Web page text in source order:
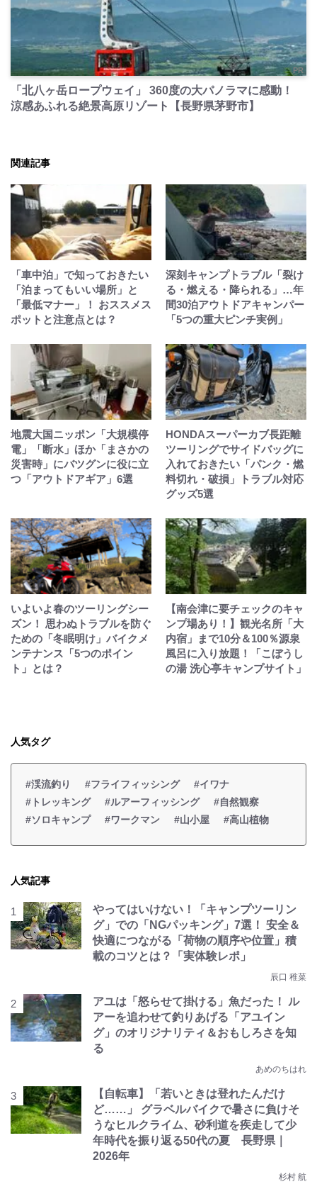
PR
「北八ヶ岳ロープウェイ」 360度の大パノラマに感動！
涼感あふれる絶景高原リゾート【長野県茅野市】
関連記事
「車中泊」で知っておきたい
「泊まってもいい場所」と
「最低マナー」！ おススメス
ポットと注意点とは？
深刻キャンプトラブル「裂け
る・燃える・降られる」…年
間30泊アウトドアキャンパー
「5つの重大ピンチ実例」
地震大国ニッポン「大規模停
電」「断水」ほか「まさかの
災害時」にバツグンに役に立
つ「アウトドアギア」6選
HONDAスーパーカブ長距離
ツーリングでサイドバッグに
入れておきたい「パンク・燃
料切れ・破損」トラブル対応
グッズ5選
いよいよ春のツーリングシー
ズン！ 思わぬトラブルを防ぐ
ための「冬眠明け」バイクメ
ンテナンス「5つのポイン
ト」とは？
【南会津に要チェックのキャ
ンプ場あり！】観光名所「大
内宿」まで10分＆100％源泉
風呂に入り放題！「こぼうし
の湯 洗心亭キャンプサイト」
人気タグ
#渓流釣り #フライフィッシング
#イワナ
#トレッキング
#ルアーフィッシング
#自然観察
#ソロキャンプ
#ワークマン #山小屋 #高山植物
人気記事
やってはいけない！「キャンプツーリン
グ」での「NGパッキング」7選！ 安全＆
快適につながる「荷物の順序や位置」積
載のコツとは？「実体験レポ」
辰口 稚菜
アユは「怒らせて掛ける」魚だった！ ル
アーを追わせて釣りあげる「アユイン
グ」のオリジナリティ＆おもしろさを知
る
あめのちはれ
【自転車】「若いときは登れたんだけ
ど……」 グラベルバイクで暑さに負けそ
うなヒルクライム、砂利道を疾走して少
年時代を振り返る50代の夏 長野県｜
2026年
杉村 航